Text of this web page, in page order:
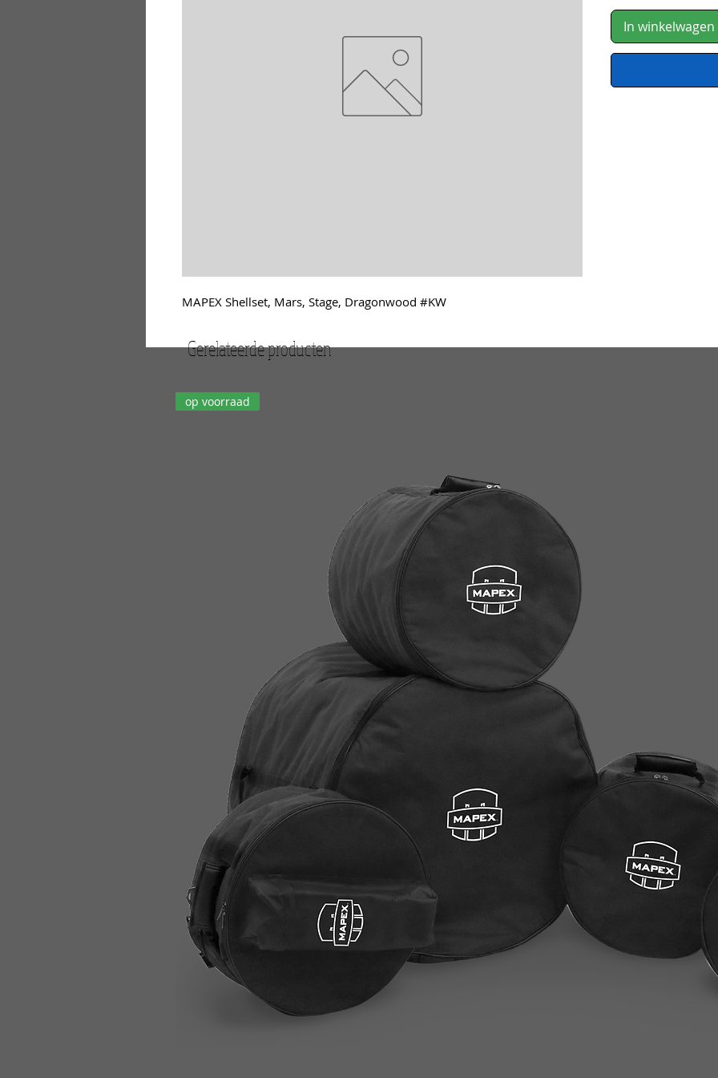
MAPEX Shellset, Mars, Stage, Dragonwood #KW
In winkelwagen
Gerelateerde producten
op voorraad